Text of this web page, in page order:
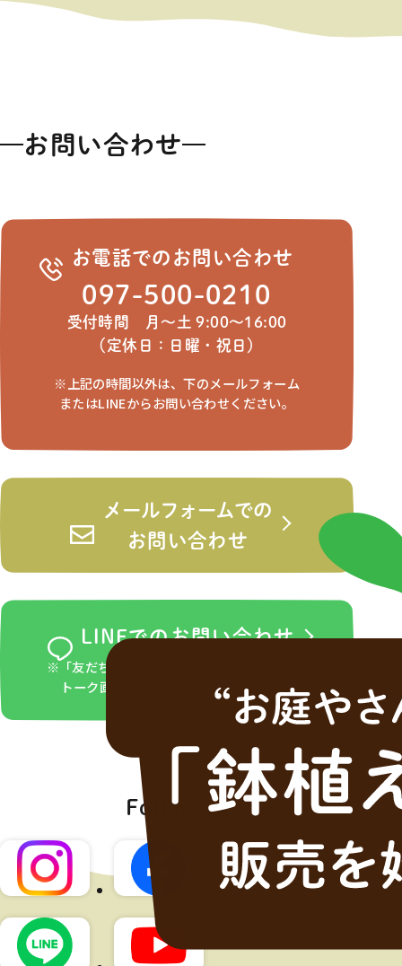
お問い合わせ
お電話でのお問い合わせ
097-500-0210
受付時間 月～土 9:00～16:00
（定休日：日曜・祝日）
※上記の時間以外は、下のメールフォーム
またはLINEからお問い合わせください。
メールフォームでの
お問い合わせ
LINEでのお問い合わせ
※「友だち追加」ボタンをタップ後、LINEの
トーク画面からお問い合わせください。
Follow us